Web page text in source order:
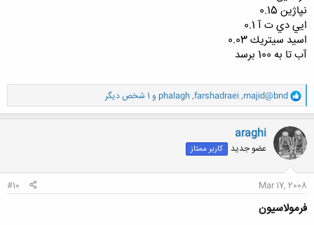
نپاژين 0.15
ايي دي ت آ 0.1
اسيد سيتريك 0.03
آب تا به 100 برسد
و
ا
ک
ن
ش
ه
ا
majid@bnd
,
farshadraei
,
phalagh و 1 شخص دیگر
araghi
عضو جدید کاربر ممتاز
Mar 17, 2008
#10
فرمولاسيون